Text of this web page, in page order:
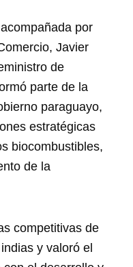
por
Javier
de
parte de la
paraguayo,
estratégicas
biocombustibles,
de la
competitivas de
y valoró el